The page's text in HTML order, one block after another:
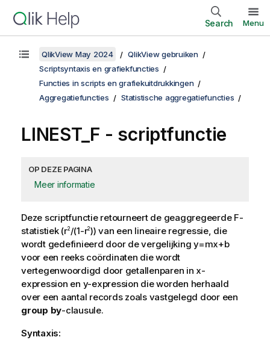
Search Menu
QlikView May 2024
QlikView gebruiken
Scriptsyntaxis en grafiekfuncties
Functies in scripts en grafiekuitdrukkingen
Aggregatiefuncties
Statistische aggregatiefuncties
LINEST_F - scriptfunctie
OP DEZE PAGINA
Meer informatie
Deze scriptfunctie retourneert de geaggregeerde F-
statistiek (r2 /(1-r2)) van een lineaire regressie, die
wordt gedefinieerd door de vergelijking y=mx+b
voor een reeks coördinaten die wordt
vertegenwoordigd door getallenparen in x-
expression en y-expression die worden herhaald
over een aantal records zoals vastgelegd door een
group by-clausule.
Syntaxis: